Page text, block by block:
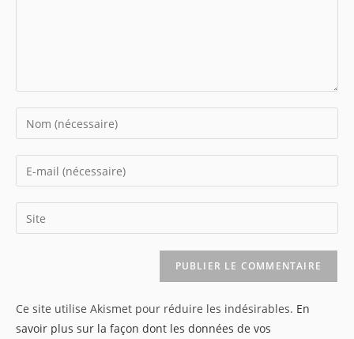
Enter
your
name
comment
Enter
your
email
address
Saisir
l’URL
(facultatif)
Ce site utilise Akismet pour réduire les indésirables. En
savoir plus sur la façon dont les données de vos